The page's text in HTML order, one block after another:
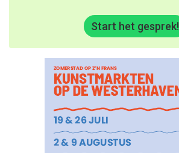
Start het gesprek!